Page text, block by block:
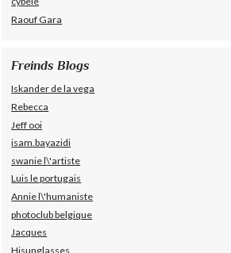
Raouf Gara
Freinds Blogs
Iskander de la vega
Rebecca
Jeff ooi
isam.bayazidi
swanie l\'artiste
Luis le portugais
Annie l\'humaniste
photoclub belgique
Jacques
Hisunglasses